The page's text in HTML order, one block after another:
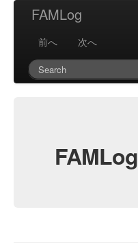
FAMLog
前へ
次へ
FAMLog